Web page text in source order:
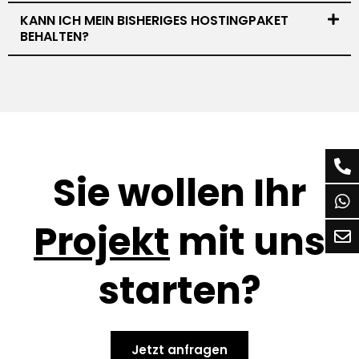
KANN ICH MEIN BISHERIGES HOSTINGPAKET
BEHALTEN?
Sie wollen Ihr
Projekt mit uns
starten?
Jetzt anfragen